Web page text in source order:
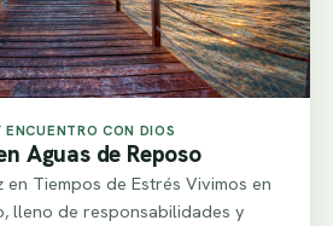
CON DIOS
Aguas de Reposo
en Tiempos de Estrés Vivimos en
lleno de responsabilidades y